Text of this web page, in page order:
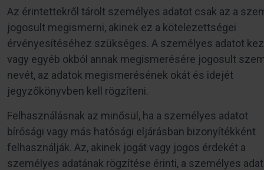
Az érintettekről tárolt személyes adatot csak az a
jogosult megismerni, akinek ez a kötelezettségei
érvényesítéséhez szükséges. A személyes adatot
vagy egyéb okból annak megismerésére jogosult
nevét, az adatok megismerésének okát és idejét
jegyzőkönyvben kell rögzíteni.
Felhasználásnak az minősül, ha a személyes adatot
bírósági vagy más hatósági eljárásban bizonyítékként
felhasználják. Az, akinek jogát vagy jogos érdekét a
személyes adatának rögzítése érinti, a személyes adat